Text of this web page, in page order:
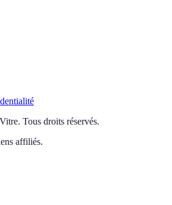
. Tous droits réservés.
affiliés.